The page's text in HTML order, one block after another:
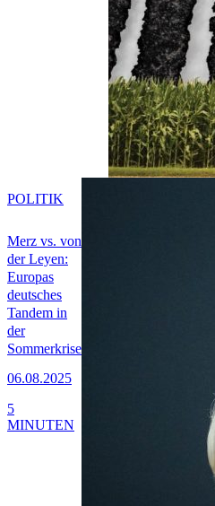
Merz vs. von
der Leyen:
Europas
deutsches
Tandem in
der
Sommerkrise
06.08.2025
POLITIK
5
MINUTEN